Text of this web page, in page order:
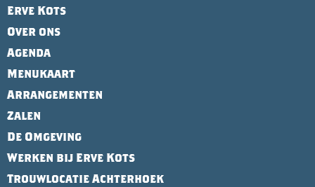
Erve Kots
Over ons
Agenda
Menukaart
Arrangementen
Zalen
De Omgeving
Werken bij Erve Kots
Trouwlocatie Achterhoek